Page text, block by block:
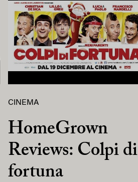
CINEMA
HomeGrown
Reviews: Colpi di
fortuna